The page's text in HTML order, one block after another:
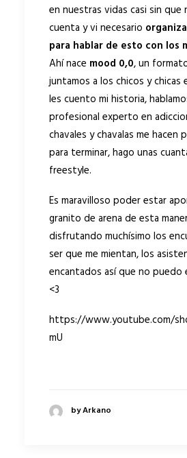
en nuestras vidas casi sin que
cuenta y vi necesario
para hablar de esto con los
Ahí nace mood 0,0, un
juntamos a los chicos y chicas
les cuento mi historia,
profesional experto en
chavales y chavalas me hacen
para terminar, hago unas
freestyle.
Es maravilloso poder estar
granito de arena de esta
disfrutando muchísimo los
ser que me mientan, los
encantados así que no puedo
<3
https://www.youtube.com/
mU
by Arkano